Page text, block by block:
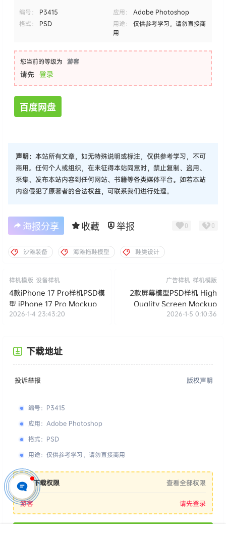
编号： P3415 应用：
Adobe Photoshop
格式：
PSD 用途：
仅供参考学习，请勿直接商
用
您当前的等级为 游客
请先 登录
百度网盘
声明： 本站所有文章，如无特殊说明或标注，仅供参考学习，不可
商用。任何个人或组织，在未征得本站同意时，禁止复制、盗用、
采集、发布本站内容到任何网站、书籍等各类媒体平台。如若本站
内容侵犯了原著者的合法权益，可联系我们进行处理。
海报分享 收藏 举报 0 0
沙滩装备 海滩拖鞋模型 鞋类设计
样机模版 设备样机
4款iPhone 17 Pro样机PSD模
型 iPhone 17 Pro Mockup
2026-1-4 23:43:20
广告样机 样机模版
2款屏幕模型PSD样机 High
Quality Screen Mockup
2026-1-5 0:10:36
下载地址
投诉举报 版权声明
编号： P3415
应用： Adobe Photoshop
格式： PSD
用途： 仅供参考学习，请勿直接商用
您的下载权限 查看全部权限
游客 请先登录